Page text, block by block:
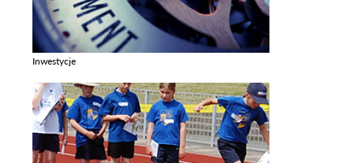
Inwestycje